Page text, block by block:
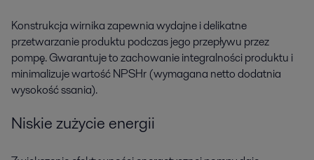
Konstrukcja wirnika zapewnia wydajne i delikatne
przetwarzanie produktu podczas jego przepływu przez
pompę. Gwarantuje to zachowanie integralności produktu i
minimalizuje wartość NPSHr (wymagana netto dodatnia
wysokość ssania).
Niskie zużycie energii